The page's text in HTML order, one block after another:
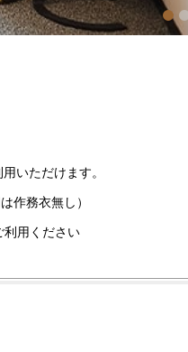
2 3
いただけます。
作務衣無し）
利用ください